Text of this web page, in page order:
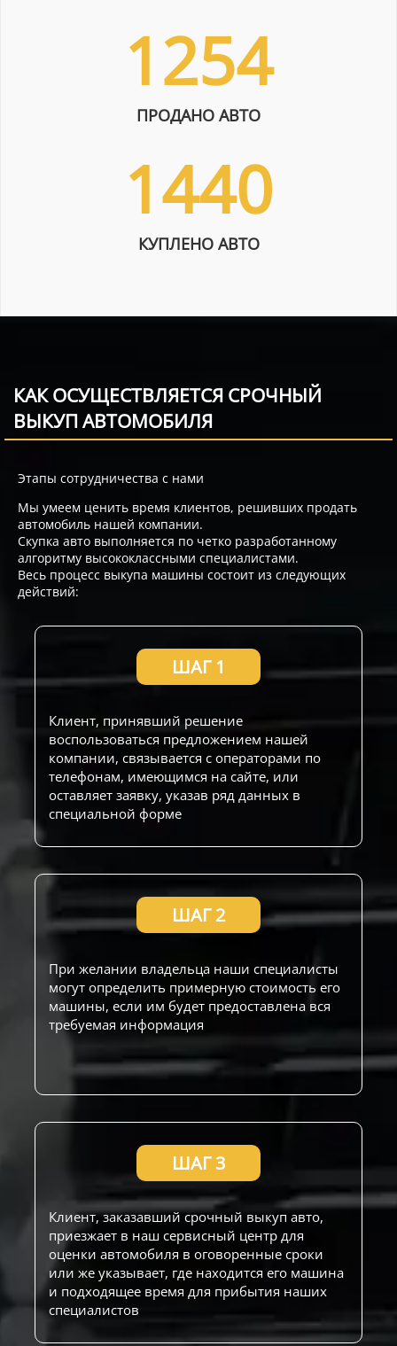
1254
ПРОДАНО АВТО
1440
КУПЛЕНО АВТО
КАК ОСУЩЕСТВЛЯЕТСЯ СРОЧНЫЙ
ВЫКУП АВТОМОБИЛЯ
Этапы сотрудничества с нами
Мы умеем ценить время клиентов, решивших продать
автомобиль нашей компании.
Скупка авто выполняется по четко разработанному
алгоритму высококлассными специалистами.
Весь процесс выкупа машины состоит из следующих
действий:
ШАГ 1
Клиент, принявший решение
воспользоваться предложением нашей
компании, связывается с операторами по
телефонам, имеющимся на сайте, или
оставляет заявку, указав ряд данных в
специальной форме
ШАГ 2
При желании владельца наши специалисты
могут определить примерную стоимость его
машины, если им будет предоставлена вся
требуемая информация
ШАГ 3
Клиент, заказавший срочный выкуп авто,
приезжает в наш сервисный центр для
оценки автомобиля в оговоренные сроки
или же указывает, где находится его машина
и подходящее время для прибытия наших
специалистов